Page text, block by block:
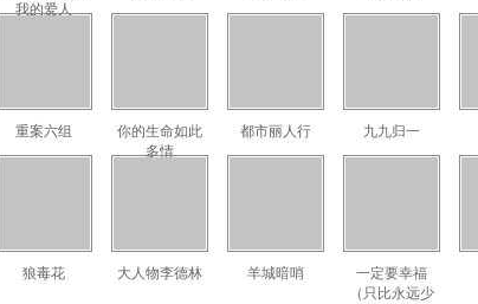
我的爱人
重案六组
你的生命如此
多情
都市丽人行 九九归一
狼毒花 大人物李德林 羊城暗哨
一定要幸福
（只比永远少